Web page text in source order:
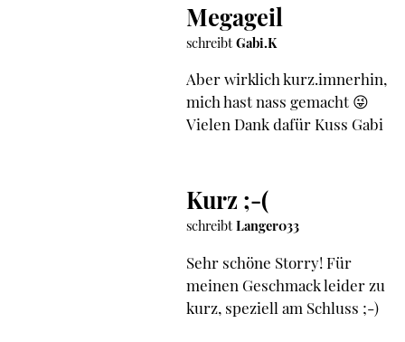
Megageil
schreibtGabi.K
Aber wirklich kurz.imnerhin,
mich hast nass gemacht 😜
Vielen Dank dafür Kuss Gabi
Kurz ;-(
schreibtLanger033
Sehr schöne Storry! Für
meinen Geschmack leider zu
kurz, speziell am Schluss ;-)